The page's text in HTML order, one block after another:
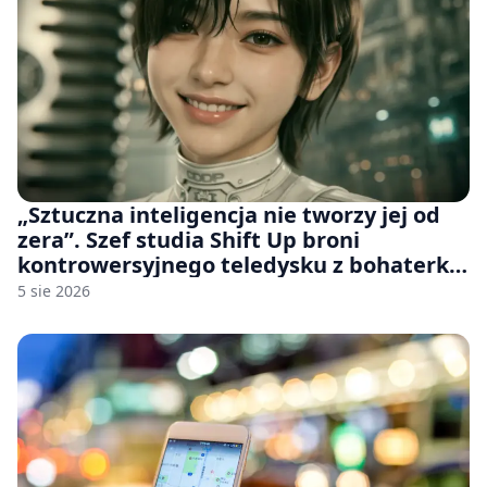
„Sztuczna inteligencja nie tworzy jej od
zera”. Szef studia Shift Up broni
kontrowersyjnego teledysku z bohaterką
Stellar Blade: Blood Rain
5 sie 2026